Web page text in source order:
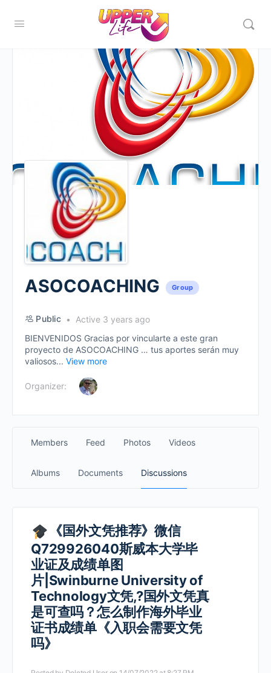
ASOCOACHING Group
Public
Active 3 years ago
BIENVENIDOS Gracias por vincularte a este gran
proyecto de ASOCOACHING … tus aportes serán muy
valiosos... View more
Organizer:
Members Feed Photos Videos
Albums Documents Discussions
《国外文凭推荐》微信
Q729926040斯威本大学毕
业证及成绩单图
片|Swinburne University of
Technology文凭,?国外文凭真
是可查吗？怎么制作海外毕业
证书成绩单《入职会需要文凭
吗》